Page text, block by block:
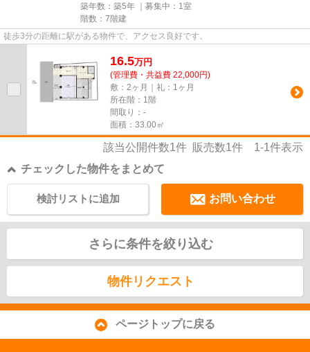
築年数：築5年 ｜募集中： 1室
階数：7階建
徒歩3分の距離に駅がある物件で、アクセス良好です。
16.5万円
(管理費・共益費 22,000円)
敷：2ヶ月｜礼：1ヶ月
所在階：1階
間取り：-
面積：33.00㎡
該当公開件数1件 販売数1件 1-1件表示
チェックした物件をまとめて
お問い合わせ
検討リストに追加
さらに条件を絞り込む
物件リクエスト
ページトップに戻る